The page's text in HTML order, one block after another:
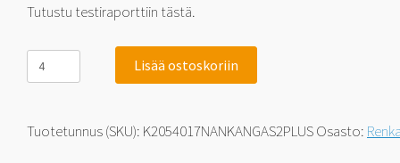
Tutustu testiraporttiin tästä.
Nankang
Sportnex
AS-
ja
Lisää ostoskoriin
Tuotetunnus (SKU): K2054017NANKANGAS2PLUSOsasto: